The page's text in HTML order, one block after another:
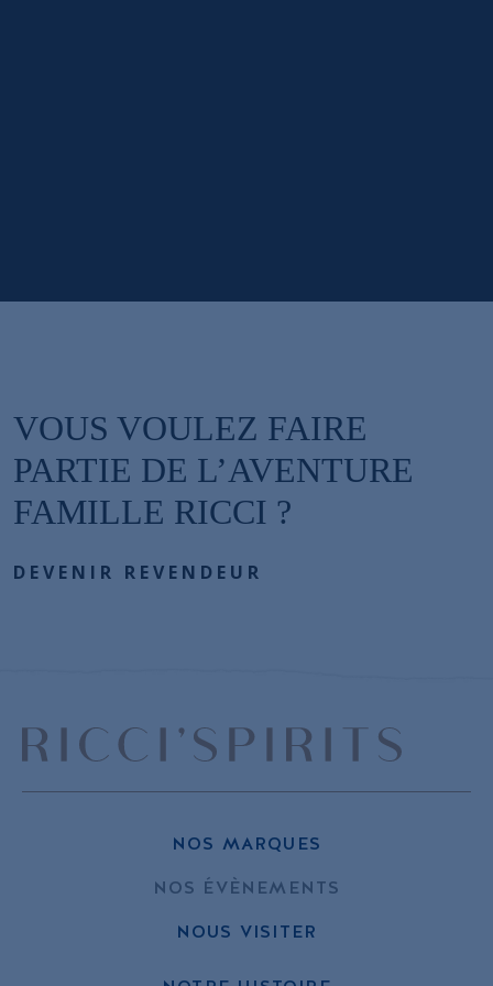
VOUS VOULEZ FAIRE
PARTIE DE L’AVENTURE
FAMILLE RICCI ?
DEVENIR REVENDEUR
NOS MARQUES
NOS ÉVÈNEMENTS
NOUS VISITER